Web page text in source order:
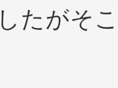
たがそ